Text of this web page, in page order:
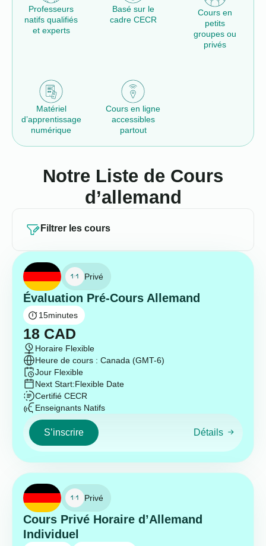
Notre Liste de Cours
d’allemand
Professeurs
natifs qualifiés
et experts
Basé sur le
cadre CECR
Cours en
petits
groupes ou
privés
Matériel
d’apprentissage
numérique
Cours en ligne
accessibles
partout
Filtrer les cours
Privé
Évaluation Pré-Cours Allemand
15minutes
18 CAD
Horaire Flexible
Heure de cours : Canada (GMT-6)
Jour Flexible
Next Start:Flexible Date
Certifié CECR
Enseignants Natifs
S’inscrire Détails
Privé
Cours Privé Horaire d’Allemand
Individuel